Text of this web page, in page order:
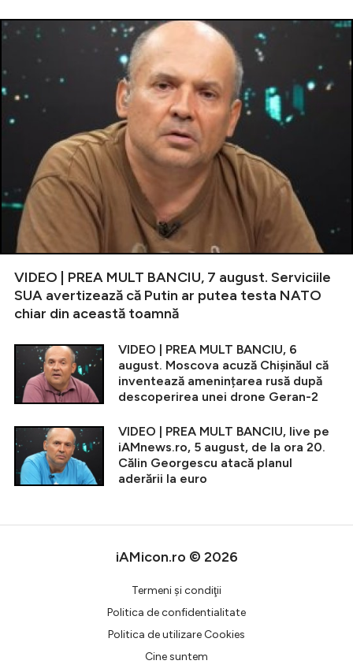
VIDEO | PREA MULT BANCIU, 7 august. Serviciile
SUA avertizează că Putin ar putea testa NATO
chiar din această toamnă
VIDEO | PREA MULT BANCIU, 6
august. Moscova acuză Chișinăul că
inventează amenințarea rusă după
descoperirea unei drone Geran-2
VIDEO | PREA MULT BANCIU, live pe
iAMnews.ro, 5 august, de la ora 20.
Călin Georgescu atacă planul
aderării la euro
iAMicon.ro © 2026
Termeni şi condiţii
Politica de confidentialitate
Politica de utilizare Cookies
Cine suntem